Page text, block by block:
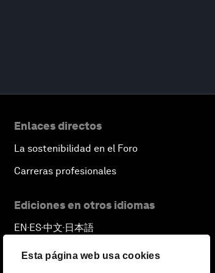
Esta página web usa cookies
Enlaces directos
La sostenibilidad en el Foro
Carreras profesionales
Ediciones en otros idiomas
EN ▪ES▪中文▪ 日本語